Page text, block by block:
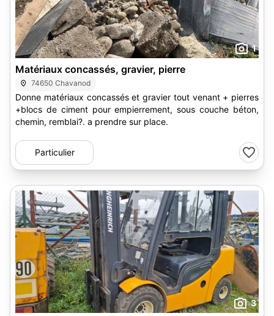
1
Matériaux concassés, gravier, pierre
74650 Chavanod
Donne matériaux concassés et gravier tout venant + pierres
+blocs de ciment pour empierrement, sous couche béton,
chemin, remblai?. a prendre sur place.
Particulier
3